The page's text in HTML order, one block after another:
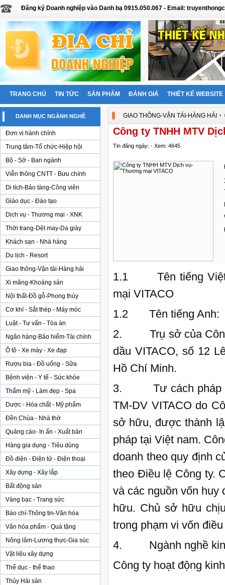
Đăng ký Doanh nghiệp vào Danh bạ 0915.050.067 - Email:
TRANG CHỦ TIN TỨC SẢN PHẨM ĐÁNH GIÁ THIẾT KẾ WEBSITE
DANH MỤC NGÀNH NGHỀ
Đơn vị hành chính
Trung tâm-Tổ chức-Hiệp hội
Bộ - Sở - Ban ngành
Viễn thông CNTT - Bưu chính
Di tích-Bảo tàng-Công viên
Giáo dục - Đào tạo
Dịch vụ - Thương mại - XNK
Thời trang-Dệt may-Da giày
Khách sạn - Nhà hàng
Du lịch - Resort
Giao thông-Vận tải-Hàng hải
Xi măng-Khoáng sản
Nội thất-Đồ gỗ-Phong thủy
Cơ khí - Sắt thép - Máy móc
Luật - Tư vấn - Tòa án
Ngân hàng-Bảo hiểm-Tài chính
Ô tô - Xe máy - Xe đạp
Rượu bia - Đồ uống - Sữa
Bệnh viện - Y tế - Sức khỏe
Thẩm mỹ - Làm đẹp - Spa
Dược - Hóa chất - Mỹ phẩm
Đền Chùa - Nhà thờ
Quảng cáo- In ấn - Xuất bản
Hàng gia dụng - Tiêu dùng
Đồ điện - Điện tử - Điện thoại
Xây dựng - Xây lắp
Bất động sản
Vàng bạc - Trang sức
Báo chí-Thông tin-Văn hóa
Văn hóa phẩm - Quà tặng
Nông lâm-Lương thực-Gia súc
Vật liệu xây dựng
Thể dục - thể thao
Thủy Hải sản
GIAO THÔNG-VẬN TẢI-HÀNG HẢI›
Công ty TNHH MTV
Tin đăng ngày: - Xem: 4645
1.1 Tên tiếng Việt:
mại VITACO
1.2 Tên tiếng Anh:
2. Trụ sở của Công
dầu VITACO, số 12
Hồ Chí Minh.
3. Tư cách pháp
TM-DV VITACO do
sở hữu, được thành
pháp tại Việt nam.
doanh theo quy định
theo Điều lệ Công ty.
và các nguồn vốn huy
hữu. Chủ sở hữu
trong phạm vi vốn
4. Ngành nghề
Công ty hoạt động